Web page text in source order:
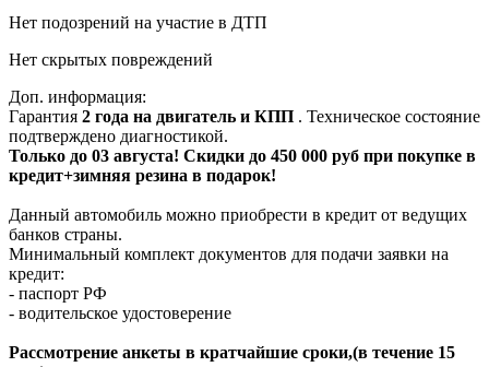
Нет подозрений на участие в ДТП
Нет скрытых повреждений
Доп. информация:
Гарантия 2 года на двигатель и КПП . Техническое состояние
подтверждено диагностикой.
Только до 03 августа! Скидки до 450 000 руб при покупке в
кредит+зимняя резина в подарок!
Данный автомобиль можно приобрести в кредит от ведущих
банков страны.
Минимальный комплект документов для подачи заявки на
кредит:
- паспорт РФ
- водительское удостоверение
Рассмотрение анкеты в кратчайшие сроки,(в течение 15